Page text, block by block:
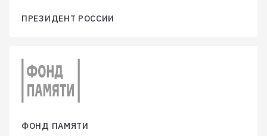
ПРЕЗИДЕНТ РОССИИ
ФОНД ПАМЯТИ